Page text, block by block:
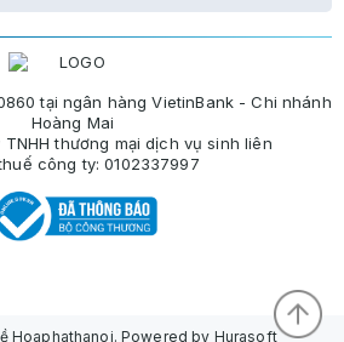
tại ngân hàng VietinBank - Chi nhánh
Hoàng Mai
thương mại dịch vụ sinh liên
công ty: 0102337997
Hoaphathanoi. Powered by Hurasoft